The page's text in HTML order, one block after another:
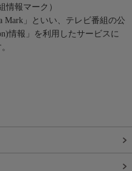
情報マーク）
Mark」といい、テレビ番組の公
情報」を利用したサービスに